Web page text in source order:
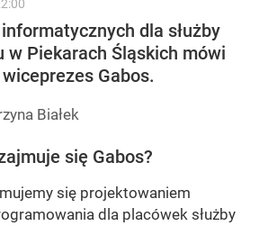
dla służby
w Piekarach Śląskich mówi
Gabos.
Białek
się Gabos?
się projektowaniem
dla placówek służby